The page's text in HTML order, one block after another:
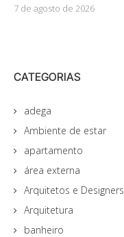
7 de agosto de 2026
CATEGORIAS
adega
Ambiente de estar
apartamento
área externa
Arquitetos e Designers
Arquitetura
banheiro